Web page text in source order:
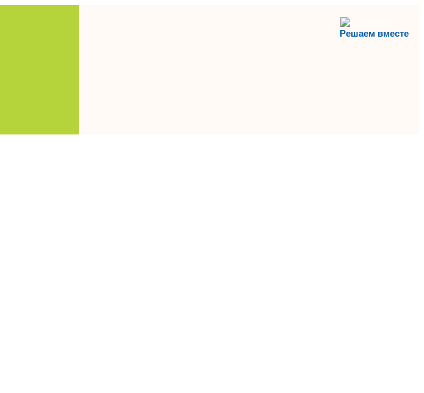
Решаем вместе